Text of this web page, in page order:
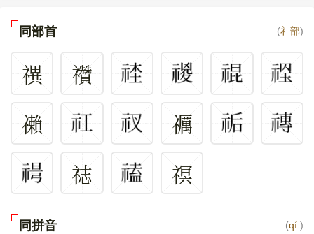
同部首 (礻部)
禩
禶
䄤
禲
䄊
䄙
同拼音 (qí )